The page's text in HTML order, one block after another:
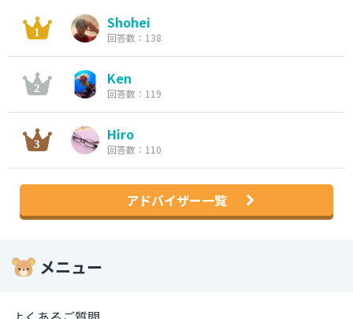
Shohei
回答数：138
Ken
回答数：119
Hiro
回答数：110
アドバイザー一覧
メニュー